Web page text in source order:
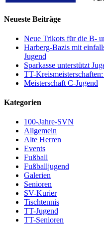
Neueste Beiträge
Neue Trikots für die B-
Harberg-Bazis mit
Jugend
Sparkasse unterstützt
TT-
Meisterschaft C-Jugend
Kategorien
100-Jahre-SVN
Allgemein
Alte Herren
Events
Fußball
Fußballjugend
Galerien
Senioren
SV-Kurier
Tischtennis
TT-Jugend
TT-Senioren